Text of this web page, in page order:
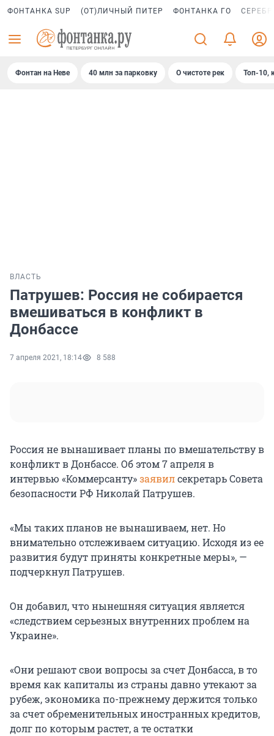
ФОНТАНКА SUP (ОТ)ЛИЧНЫЙ ПИТЕР ФОНТАНКА ГО
Фонтан на Неве 40 млн за парковку О чистоте рек Топ-10,
ВЛАСТЬ
Патрушев: Россия не собирается
вмешиваться в конфликт в
Донбассе
7 апреля 2021, 18:14 8 588
Россия не вынашивает планы по вмешательству в
конфликт в Донбассе. Об этом 7 апреля в
интервью «Коммерсанту»заявилсекретарь Совета
безопасности РФ Николай Патрушев.
«Мы таких планов не вынашиваем, нет. Но
внимательно отслеживаем ситуацию. Исходя из ее
развития будут приняты конкретные меры», —
подчеркнул Патрушев.
Он добавил, что нынешняя ситуация является
«следствием серьезных внутренних проблем на
Украине».
«Они решают свои вопросы за счет Донбасса, в то
время как капиталы из страны давно утекают за
рубеж, экономика по-прежнему держится только
за счет обременительных иностранных кредитов,
долг по которым растет, а те остатки